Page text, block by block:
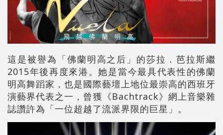
這是被譽為「佛蘭明高之后」的莎拉．芭拉斯繼
2015年後再度來港。她是當今最具代表性的佛蘭
明高舞蹈家，也是國際藝壇上地位最崇高的西班牙
演藝界代表之一，曾獲《Bachtrack》網上音樂雜
誌讚許為「一位超越了流派界限的巨星」。